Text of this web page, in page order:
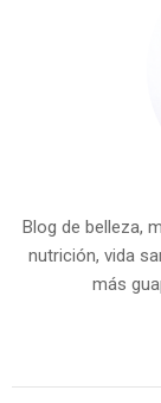
Blog de belleza,
nutrición, vida
más